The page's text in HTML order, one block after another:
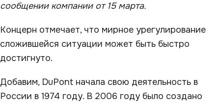
сообщении компании от 15 марта.
Концерн отмечает, что мирное урегулирование
сложившейся ситуации может быть быстро
достигнуто.
Добавим, DuPont начала свою деятельность в
России в 1974 году. В 2006 году было создано